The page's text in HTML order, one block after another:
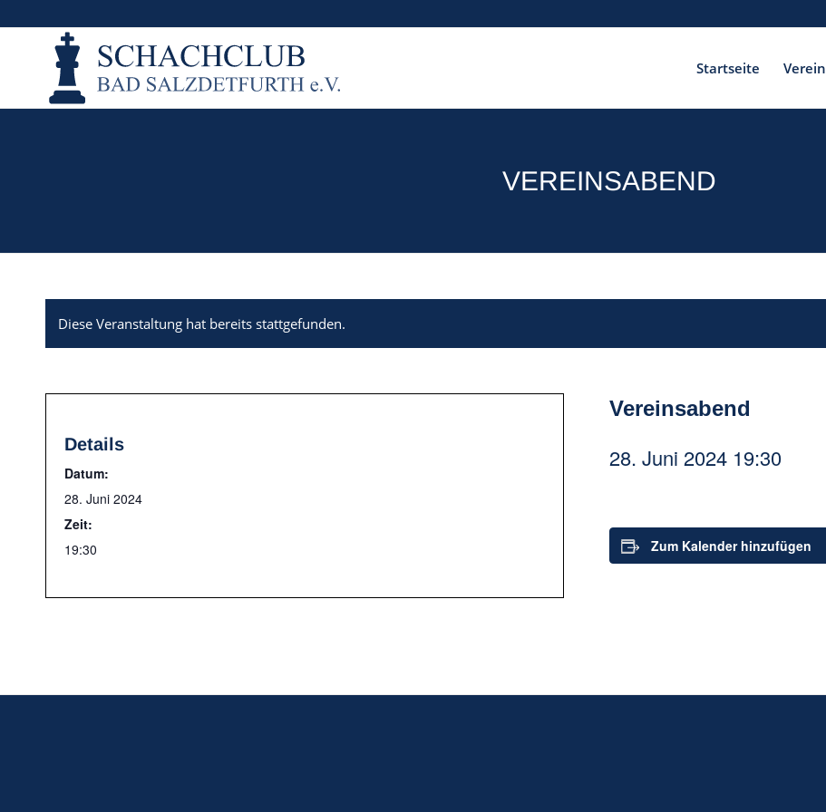
Startseite Verein
VEREINSABEND
Diese Veranstaltung hat bereits stattgefunden.
Vereinsabend
28. Juni 2024 19:30
Zum Kalender hinzufügen
Details
Datum:
28. Juni 2024
Zeit:
19:30